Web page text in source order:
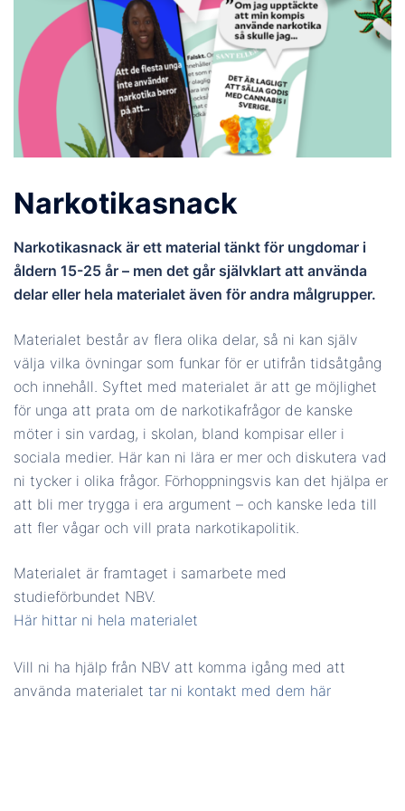
Narkotikasnack
Narkotikasnack är ett material tänkt för ungdomar i
åldern 15-25 år – men det går självklart att använda
delar eller hela materialet även för andra målgrupper.
Materialet består av flera olika delar, så ni kan själv
välja vilka övningar som funkar för er utifrån tidsåtgång
och innehåll. Syftet med materialet är att ge möjlighet
för unga att prata om de narkotikafrågor de kanske
möter i sin vardag, i skolan, bland kompisar eller i
sociala medier. Här kan ni lära er mer och diskutera vad
ni tycker i olika frågor. Förhoppningsvis kan det hjälpa er
att bli mer trygga i era argument – och kanske leda till
att fler vågar och vill prata narkotikapolitik.
Materialet är framtaget i samarbete med
studieförbundet NBV.
Här hittar ni hela materialet
Vill ni ha hjälp från NBV att komma igång med att
använda materialet tar ni kontakt med dem här